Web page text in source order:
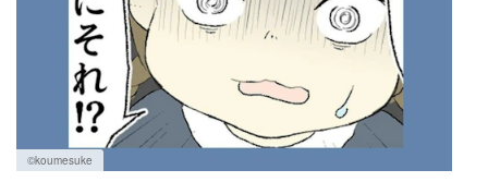
©koumesuke